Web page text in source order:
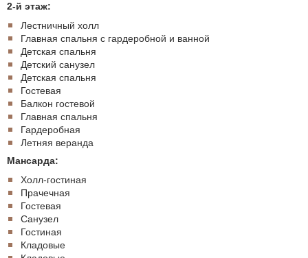
2-й этаж:
Лестничный холл
Главная спальня с гардеробной и ванной
Детская спальня
Детский санузел
Детская спальня
Гостевая
Балкон гостевой
Главная спальня
Гардеробная
Летняя веранда
Мансарда:
Холл-гостиная
Прачечная
Гостевая
Санузел
Гостиная
Кладовые